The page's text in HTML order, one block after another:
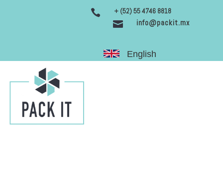
 + (52) 55 4746 8818
 info@packit.mx
English